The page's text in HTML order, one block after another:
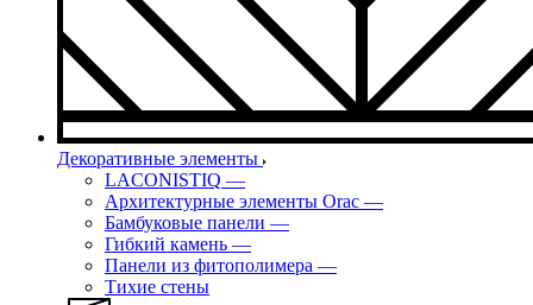
Декоративные элементы
LACONISTIQ —
Архитектурные элементы Orac —
Бамбуковые панели —
Гибкий камень —
Панели из фитополимера —
Тихие стены